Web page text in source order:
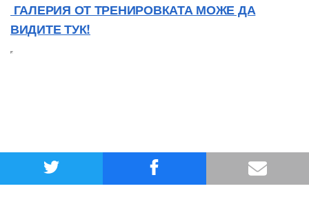
ГАЛЕРИЯ ОТ ТРЕНИРОВКАТА МОЖЕ ДА
ВИДИТЕ ТУК!